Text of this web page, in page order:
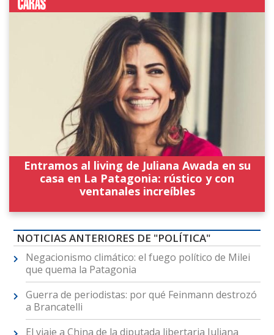
Entramos al living de Juliana Awada en su
casa en La Patagonia: rústico y con
ventanales increíbles
NOTICIAS ANTERIORES DE "POLÍTICA"
Negacionismo climático: el fuego político de Milei
que quema la Patagonia
Guerra de periodistas: por qué Feinmann destrozó
a Brancatelli
El viaje a China de la diputada libertaria Juliana